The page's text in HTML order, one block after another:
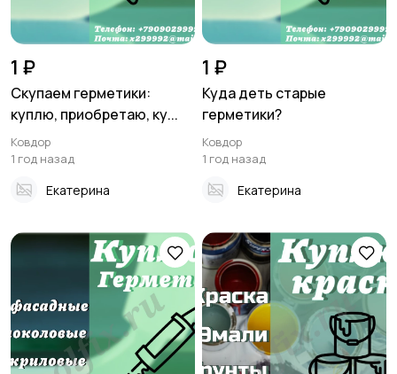
Стройматериалы и
инструменты11
Хэндмейд
Транспорт Мода и стиль
Хобби и развлечения Электроника
1 ₽
Скупаем герметики:
куплю, приобретаю, ку...
Ковдор
1 год назад
Екатерина
1 ₽
Куда деть старые
герметики?
Ковдор
1 год назад
Екатерина